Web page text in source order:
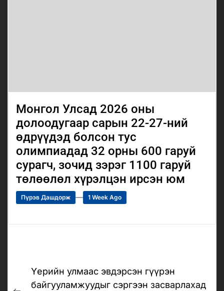
Монгол Улсад 2026 оны
долоодугаар сарын 22-27-ний
өдрүүдэд болсон тус
олимпиадад 32 орны 600 гаруй
сурагч, зочид зэрэг 1100 гаруй
төлөөлөл хүрэлцэн ирсэн юм
Пүрэв Дашдорж 1 Week Ago
navigation
Үерийн улмаас эвдэрсэн гүүрэн
байгууламжуудыг сэргээн засварлахад